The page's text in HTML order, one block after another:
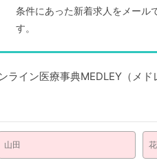
条件にあった新着求人をメール
す。
ライン医療事典MEDLEY（メ